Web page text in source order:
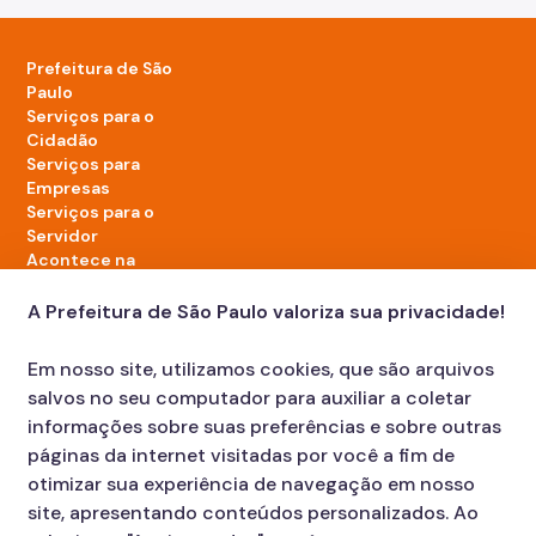
Prefeitura de São
Paulo
Serviços para o
Cidadão
Serviços para
Empresas
Serviços para o
Servidor
Acontece na
LinkedIn da Prefeitura de São Paulo
TikTok da Prefeitura de São Paulo
YouTube da Prefeitura de São Paulo
X da Prefeitura de São Paulo
Instagram da Prefeitura de São Paulo
Facebook da Prefeitura de São Paulo
Diário Oficial
A Prefeitura de São Paulo valoriza sua privacidade!
Em nosso site, utilizamos cookies, que são arquivos
salvos no seu computador para auxiliar a coletar
informações sobre suas preferências e sobre outras
páginas da internet visitadas por você a fim de
otimizar sua experiência de navegação em nosso
site, apresentando conteúdos personalizados. Ao